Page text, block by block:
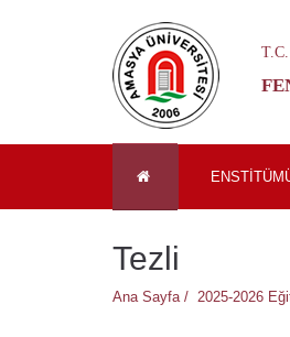
Tezli
Ana Sayfa / 2025-2026